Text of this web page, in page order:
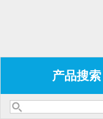
产品搜索